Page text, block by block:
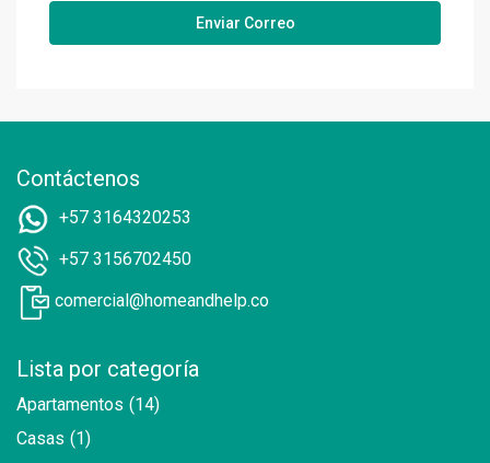
Contáctenos
+57 3164320253
+57 3156702450
comercial@homeandhelp.co
Lista por categoría
Apartamentos (14)
Casas (1)